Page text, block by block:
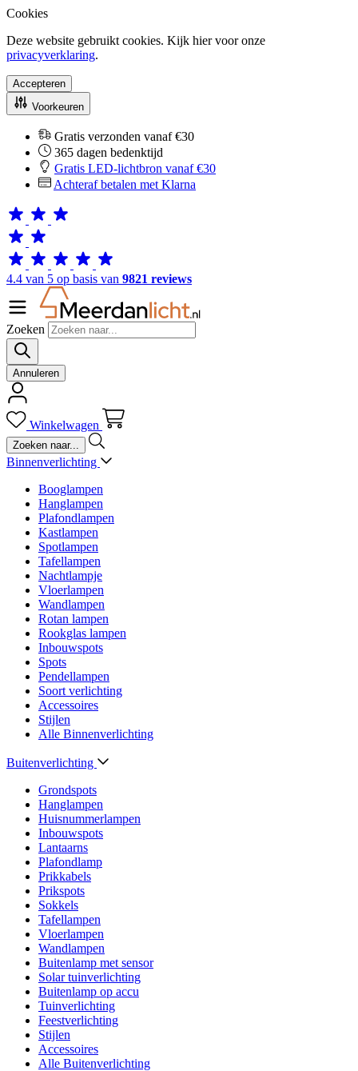
Cookies
Deze website gebruikt cookies. Kijk hier voor onze
privacyverklaring.
Accepteren
Voorkeuren
Gratis verzonden vanaf €30
365 dagen bedenktijd
Gratis LED-lichtbron vanaf €30
Achteraf betalen met Klarna
4.4 van 5 op basis van 9821 reviews
Zoeken
Annuleren
Winkelwagen
Binnenverlichting
Booglampen
Hanglampen
Plafondlampen
Kastlampen
Spotlampen
Tafellampen
Nachtlampje
Vloerlampen
Wandlampen
Rotan lampen
Rookglas lampen
Inbouwspots
Spots
Pendellampen
Soort verlichting
Accessoires
Stijlen
Alle Binnenverlichting
Buitenverlichting
Grondspots
Hanglampen
Huisnummerlampen
Inbouwspots
Lantaarns
Plafondlamp
Prikkabels
Prikspots
Sokkels
Tafellampen
Vloerlampen
Wandlampen
Buitenlamp met sensor
Solar tuinverlichting
Buitenlamp op accu
Tuinverlichting
Feestverlichting
Stijlen
Accessoires
Alle Buitenverlichting